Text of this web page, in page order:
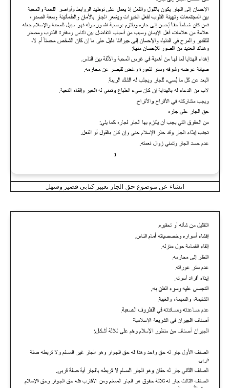
انشاء عن موضوع حق الجار تعبير كتابي قصير وسهل